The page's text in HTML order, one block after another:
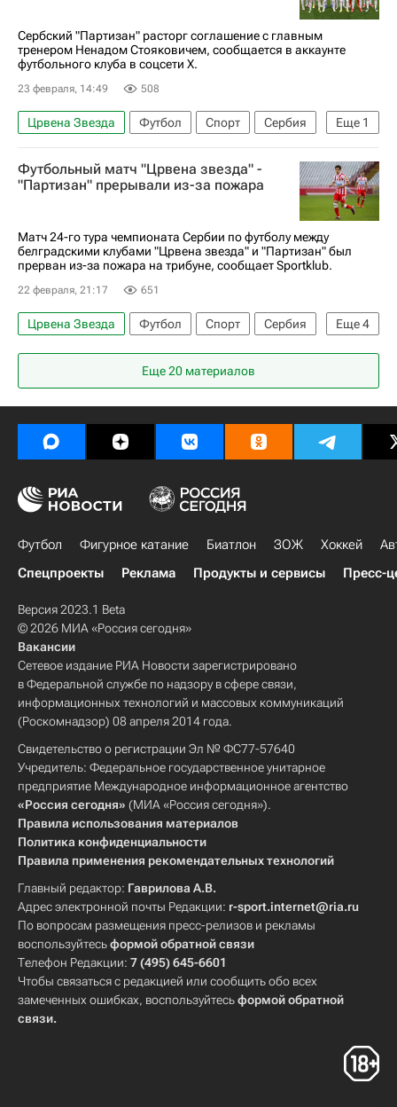
Сербский "Партизан" расторг соглашение с главным
тренером Ненадом Стояковичем, сообщается в аккаунте
футбольного клуба в соцсети X.
23 февраля, 14:49 508
Еще 1
Црвена Звезда Футбол Спорт
Сербия
Партизан
Футбольный матч "Црвена звезда" -
"Партизан" прерывали из-за пожара
Матч 24-го тура чемпионата Сербии по футболу между
белградскими клубами "Црвена звезда" и "Партизан" был
прерван из-за пожара на трибуне, сообщает Sportklub.
22 февраля, 21:17 651
Еще4
Црвена Звезда Футбол Спорт
Сербия
Наир Тикнизян
Страхиня Эракович
Локомотив (Москва)
Еще 20 материалов
Футбол Фигурное катание Биатлон ЗОЖ Хоккей
Спецпроекты
Реклама Продукты и сервисы Пресс-
Версия 2023.1 Beta
© 2026 МИА «Россия сегодня»
Вакансии
Сетевое издание РИА Новости зарегистрировано
в Федеральной службе по надзору в сфере связи,
информационных технологий и массовых коммуникаций
(Роскомнадзор) 08 апреля 2014 года.
Свидетельство о регистрации Эл № ФС77-57640
Учредитель: Федеральное государственное унитарное
предприятие Международное информационное агентство
«Россия сегодня» (МИА «Россия сегодня»).
Правила использования материалов
Политика конфиденциальности
Правила применения рекомендательных технологий
Главный редактор: Гаврилова А.В.
Адрес электронной почты Редакции: r-sport.internet@ria.ru
По вопросам размещения пресс-релизов и рекламы
воспользуйтесьформой обратной связи
Телефон Редакции: 7 (495) 645-6601
Чтобы связаться с редакцией или сообщить обо всех
замеченных ошибках, воспользуйтесьформой обратной
связи.